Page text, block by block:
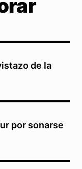
de la
por sonarse